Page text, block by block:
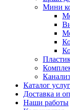
Мини
Каталог услуг
Доставка и
Наши работы